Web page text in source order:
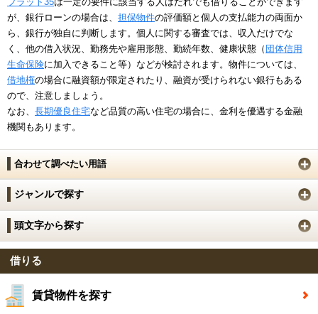
が、銀行ローンの場合は、 担保物件の評価額と個人の支払能力の両面か
ら、銀行が独自に判断します。個人に関する審査では、収入だけでな
く、他の借入状況、勤務先や雇用形態、勤続年数、健康状態（ 団体信用
生命保険に加入できること等）などが検討されます。物件については、
借地権の場合に融資額が限定されたり、融資が受けられない銀行もある
ので、注意しましょう。
なお、 長期優良住宅など品質の高い住宅の場合に、金利を優遇する金融
機関もあります。
合わせて調べたい用語
ジャンルで探す
頭文字から探す
借りる
賃貸物件を探す